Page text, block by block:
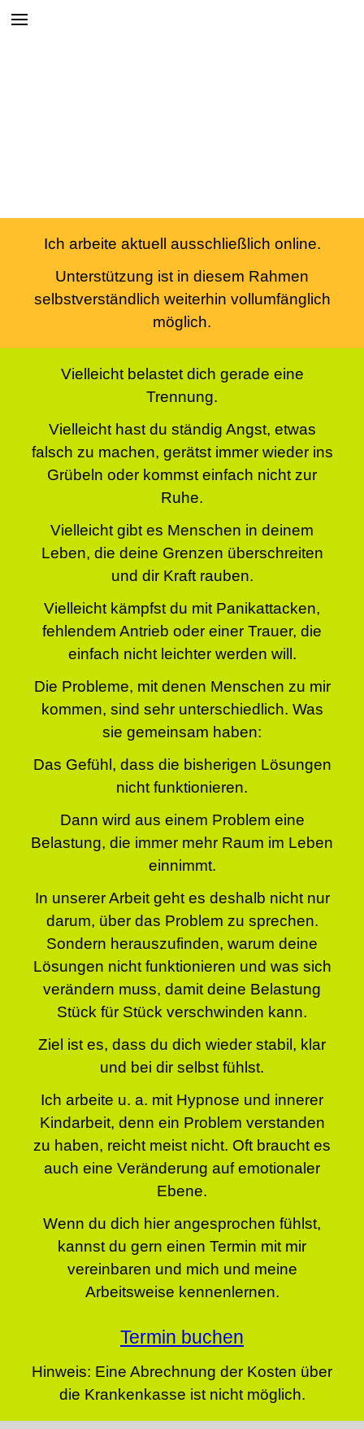
Ich arbeite aktuell ausschließlich online.
Unterstützung ist in diesem Rahmen
selbstverständlich weiterhin vollumfänglich
möglich.
Vielleicht belastet dich gerade eine
Trennung.
Vielleicht hast du ständig Angst, etwas
falsch zu machen, gerätst immer wieder ins
Grübeln oder kommst einfach nicht zur
Ruhe.
Vielleicht gibt es Menschen in deinem
Leben, die deine Grenzen überschreiten
und dir Kraft rauben.
Vielleicht kämpfst du mit Panikattacken,
fehlendem Antrieb oder einer Trauer, die
einfach nicht leichter werden will.
Die Probleme, mit denen Menschen zu mir
kommen, sind sehr unterschiedlich. Was
sie gemeinsam haben:
Das Gefühl, dass die bisherigen Lösungen
nicht funktionieren.
Dann wird aus einem Problem eine
Belastung, die immer mehr Raum im Leben
einnimmt.
In unserer Arbeit geht es deshalb nicht nur
darum, über das Problem zu sprechen.
Sondern herauszufinden, warum deine
Lösungen nicht funktionieren und was sich
verändern muss, damit deine Belastung
Stück für Stück verschwinden kann.
Ziel ist es, dass du dich wieder stabil, klar
und bei dir selbst fühlst.
Ich arbeite u. a. mit Hypnose und innerer
Kindarbeit, denn ein Problem verstanden
zu haben, reicht meist nicht. Oft braucht es
auch eine Veränderung auf emotionaler
Ebene.
Wenn du dich hier angesprochen fühlst,
kannst du gern einen Termin mit mir
vereinbaren und mich und meine
Arbeitsweise kennenlernen.
Termin buchen
Hinweis: Eine Abrechnung der Kosten über
die Krankenkasse ist nicht möglich.